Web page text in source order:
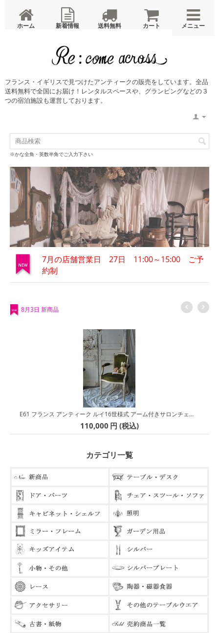
ホーム 新着情報 送料無料 カート メニュー
ホーム
ニュース
蚤の市・コンテナ入荷案内
メンテナンス
Glamping with antique・宿泊予約
廣島書店・宿泊予約
ドッグランピング・宿泊予約
フォトウエディング・レンタルスペース
メモリアル撮影
サブスクリプション レンタルスペース
サブスクリプション アンティークレンタル
店舗概要
ブログ
ご利用ガイド
特定商取引法
プライバシーポリシー
・お問い合わせ
フランス・イギリスで見つけたアンティークの販売をしています。全品
送料無料で全国にお届け！レンタルスペースや、グランピングなどの３
つの宿泊施設も運営しております。
※かな全角・英数半角でご入力下さい
7月の店舗営業日 27日 11:00～15:00 ご予
約制
8月3日 新商品
E61 フランス アンティーク ルイ16世様式 アーム付きサロンチェア 椅子
110,000 円 (税込)
カテゴリ一覧